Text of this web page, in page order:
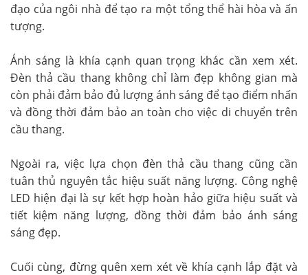
đạo của ngôi nhà để tạo ra một tổng thể hài hòa và ấn
tượng.
Ánh sáng là khía cạnh quan trọng khác cần xem xét.
Đèn thả cầu thang không chỉ làm đẹp không gian mà
còn phải đảm bảo đủ lượng ánh sáng để tạo điểm nhấn
và đồng thời đảm bảo an toàn cho việc di chuyển trên
cầu thang.
Ngoài ra, việc lựa chọn đèn thả cầu thang cũng cần
tuân thủ nguyên tắc hiệu suất năng lượng. Công nghệ
LED hiện đại là sự kết hợp hoàn hảo giữa hiệu suất và
tiết kiệm năng lượng, đồng thời đảm bảo ánh sáng
sáng đẹp.
Cuối cùng, đừng quên xem xét về khía cạnh lắp đặt và